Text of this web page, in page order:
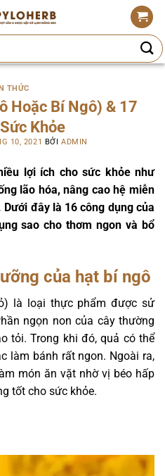
THỨC
Hoặc Bí Ngô) & 17
Khỏe
10, 2021 BỞI ADMIN
lợi ích cho sức khỏe như
lão hóa, nâng cao hệ miễn
đây là 16 công dụng của
sao cho thơm ngon và bổ
của hạt bí ngô
là loại thực phẩm được sử
ngọn non của cây thường
tỏi. Trong khi đó, quả có thể
làm bánh rất ngon. Ngoài ra,
món ăn vặt nhờ vị béo hấp
tốt cho sức khỏe.